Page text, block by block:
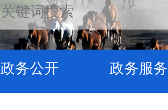
政务公开 政务服务